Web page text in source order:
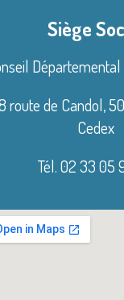
Siège
route de Candol,
Cedex
Tél. 02 33 05